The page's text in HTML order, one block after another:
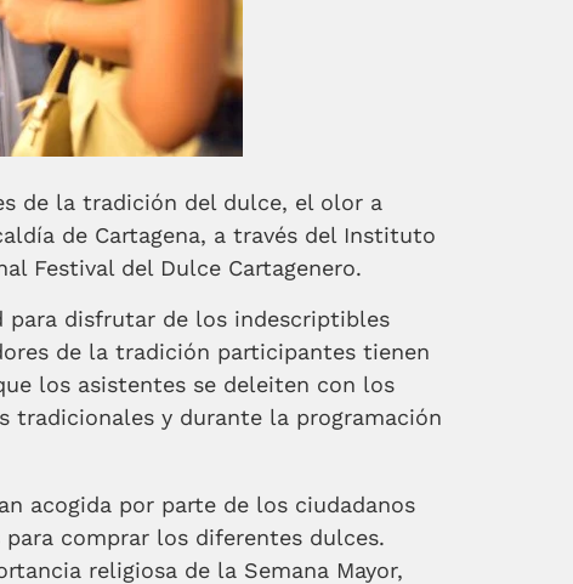
de la tradición del dulce, el olor a
de Cartagena, a través del Instituto
Festival del Dulce Cartagenero.
para disfrutar de los indescriptibles
de la tradición participantes tienen
los asistentes se deleiten con los
tradicionales y durante la programación
acogida por parte de los ciudadanos
comprar los diferentes dulces.
religiosa de la Semana Mayor,